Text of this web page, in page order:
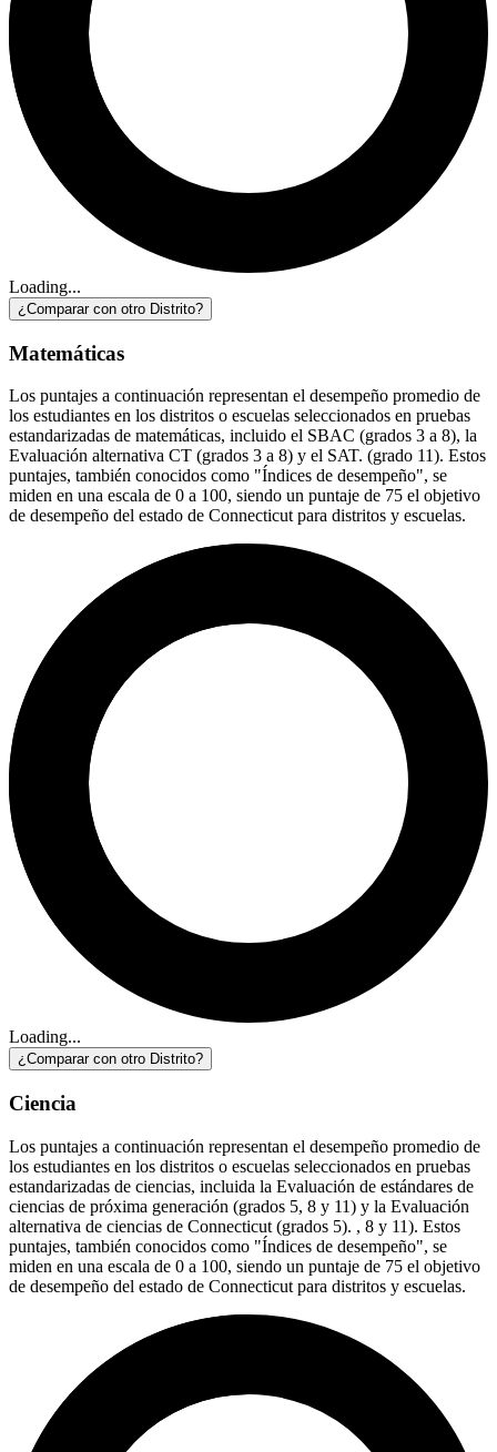
Loading...
¿Comparar con otro Distrito?
Matemáticas
Los puntajes a continuación representan el desempeño promedio de
los estudiantes en los distritos o escuelas seleccionados en pruebas
estandarizadas de matemáticas, incluido el SBAC (grados 3 a 8), la
Evaluación alternativa CT (grados 3 a 8) y el SAT. (grado 11). Estos
puntajes, también conocidos como "Índices de desempeño", se
miden en una escala de 0 a 100, siendo un puntaje de 75 el objetivo
de desempeño del estado de Connecticut para distritos y escuelas.
Loading...
¿Comparar con otro Distrito?
Ciencia
Los puntajes a continuación representan el desempeño promedio de
los estudiantes en los distritos o escuelas seleccionados en pruebas
estandarizadas de ciencias, incluida la Evaluación de estándares de
ciencias de próxima generación (grados 5, 8 y 11) y la Evaluación
alternativa de ciencias de Connecticut (grados 5). , 8 y 11). Estos
puntajes, también conocidos como "Índices de desempeño", se
miden en una escala de 0 a 100, siendo un puntaje de 75 el objetivo
de desempeño del estado de Connecticut para distritos y escuelas.